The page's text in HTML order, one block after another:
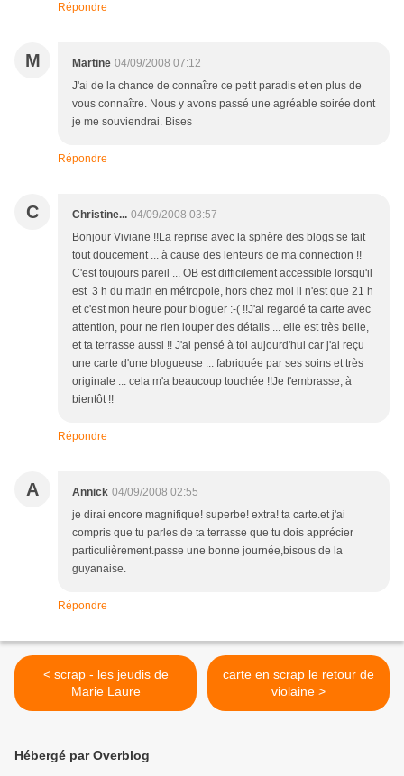
Répondre
M Martine 04/09/2008 07:12
J'ai de la chance de connaître ce petit paradis et en plus de
vous connaître. Nous y avons passé une agréable soirée dont
je me souviendrai. Bises
Répondre
C Christine... 04/09/2008 03:57
Bonjour Viviane !!La reprise avec la sphère des blogs se fait
tout doucement ... à cause des lenteurs de ma connection !!
C'est toujours pareil ... OB est difficilement accessible lorsqu'il
est 3 h du matin en métropole, hors chez moi il n'est que 21 h
et c'est mon heure pour bloguer :-( !!J'ai regardé ta carte avec
attention, pour ne rien louper des détails ... elle est très belle,
et ta terrasse aussi !! J'ai pensé à toi aujourd'hui car j'ai reçu
une carte d'une blogueuse ... fabriquée par ses soins et très
originale ... cela m'a beaucoup touchée !!Je t'embrasse, à
bientôt !!
Répondre
A Annick 04/09/2008 02:55
je dirai encore magnifique! superbe! extra! ta carte.et j'ai
compris que tu parles de ta terrasse que tu dois apprécier
particulièrement.passe une bonne journée,bisous de la
guyanaise.
Répondre
< scrap - les jeudis de
Marie Laure
carte en scrap le retour de
violaine >
Hébergé par Overblog